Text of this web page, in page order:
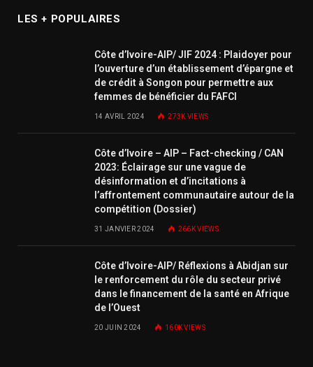
LES + POPULAIRES
Côte d’Ivoire-AIP/ JIF 2024 : Plaidoyer pour
l’ouverture d’un établissement d’épargne et
de crédit à Songon pour permettre aux
femmes de bénéficier du FAFCI
14 AVRIL 2024 273KVIEWS
Côte d’Ivoire – AIP – Fact-checking / CAN
2023: Éclairage sur une vague de
désinformation et d’incitations à
l’affrontement communautaire autour de la
compétition (Dossier)
31 JANVIER 2024 266KVIEWS
Côte d’Ivoire-AIP/ Réflexions à Abidjan sur
le renforcement du rôle du secteur privé
dans le financement de la santé en Afrique
de l’Ouest
20 JUIN 2024 160KVIEWS